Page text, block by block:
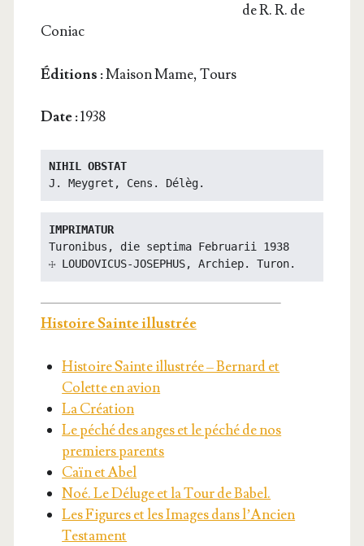
de R. R. de
Coniac
Édi­tions :Mai­son Mame, Tours
Date :1938
NIHIL OBSTAT
J. Meygret, Cens. Délèg.
IMPRIMATUR
Turonibus, die septima Februarii 1938
☩ LOUDOVICUS-JOSEPHUS, Archiep. Turon.
His­toire Sainte illustrée
His­toire Sainte illus­trée – Ber­nard et
Colette en avion
La Créa­tion
Le péché des anges et le péché de nos
pre­miers parents
Caïn et Abel
Noé. Le Déluge et la Tour de Babel.
Les Figures et les Images dans l’Ancien
Testament